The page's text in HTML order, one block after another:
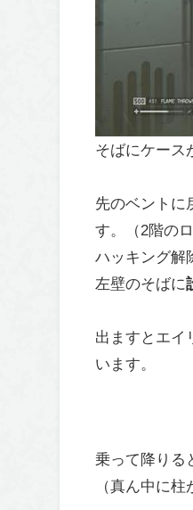
そばにケース
先のベントに
す。（2階の
ハッキング解
左壁のそばに
出ますとエイ
います。
乗って降りる
（真ん中に